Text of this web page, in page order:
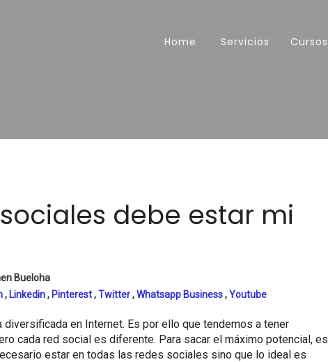
Home Servicios Cursos
debe estar mi
Bueloha
, Linkedin, Pinterest,Twitter,Whatsapp Business,Youtube
en Internet. Es por ello que tendemos a tener
cada red social es diferente. Para sacar el máximo potencial, es
estar en todas las redes sociales sino que lo ideal es